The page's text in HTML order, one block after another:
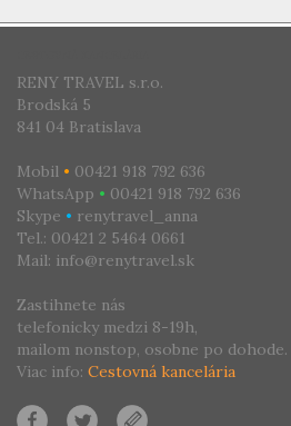
RENY TRAVEL s.r.o.
Brodská 5
841 04 Bratislava
Mobil • 00421 918 792 636
WhatsApp • 00421 918 792 636
Skype • renytravel_anna
Tel.: 00421 2 5464 0661
Mail: info@renytravel.sk
Zastihnete nás
telefonicky medzi 8-19h,
mailom nonstop, osobne po dohode.
Viac info: Cestovná kancelária